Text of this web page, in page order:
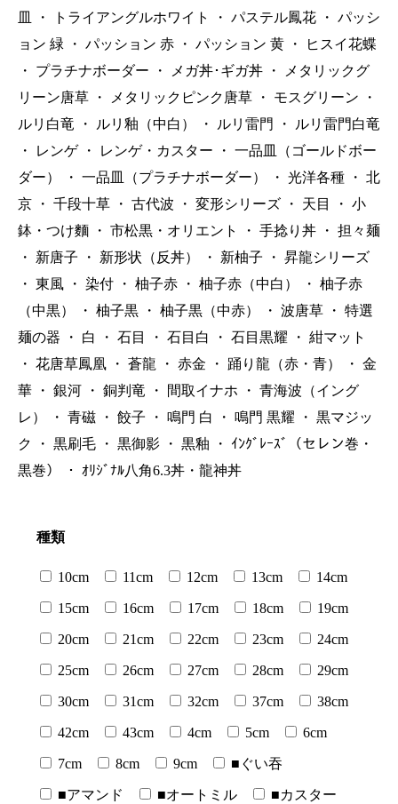
皿
・ トライアングルホワイト ・ パステル鳳花 ・ パッシ
ョン 緑
・ パッション 赤 ・ パッション 黄 ・
ヒスイ花蝶
・
プラチナボーダー ・ メガ丼･ギガ丼 ・
メタリックグ
リーン唐草
・ メタリックピンク唐草 ・ モスグリーン
・
ルリ白竜
・ ルリ釉（中白） ・ ルリ雷門 ・
ルリ雷門白竜
・
レンゲ ・ レンゲ・カスター ・ 一品皿（ゴールドボー
ダー）
・ 一品皿（プラチナボーダー） ・ 光洋各種 ・ 北
京
・ 千段十草 ・ 古代波 ・ 変形シリーズ ・ 天目 ・ 小
鉢・つけ麵
・ 市松黒・オリエント ・ 手捻り丼 ・ 担々麺
・
新唐子 ・ 新形状（反丼） ・ 新柚子 ・ 昇龍シリーズ
・ 東風 ・ 染付 ・ 柚子赤 ・ 柚子赤（中白） ・ 柚子赤
（中黒）
・ 柚子黒 ・ 柚子黒（中赤） ・ 波唐草 ・ 特選
麺の器
・ 白 ・ 石目 ・ 石目白 ・ 石目黒耀 ・ 紺マット
・ 花唐草鳳凰 ・ 蒼龍 ・ 赤金 ・ 踊り龍（赤・青） ・ 金
華
・ 銀河 ・ 銅判竜 ・ 間取イナホ ・ 青海波（イング
レ）
・ 青磁 ・ 餃子 ・ 鳴門 白 ・ 鳴門 黒耀 ・ 黒マジッ
ク
・ 黒刷毛 ・ 黒御影 ・ 黒釉 ・
ｲﾝｸﾞﾚｰｽﾞ（セレン巻・
黒巻）
・ ｵﾘｼﾞﾅﾙ八角6.3丼・龍神丼
種類
10cm 11cm 12cm 13cm 14cm
15cm 16cm 17cm 18cm 19cm
20cm 21cm 22cm 23cm 24cm
25cm 26cm 27cm 28cm 29cm
30cm 31cm 32cm 37cm 38cm
42cm 43cm 4cm 5cm 6cm
7cm 8cm 9cm ■ぐい吞
■アマンド ■オートミル ■カスター